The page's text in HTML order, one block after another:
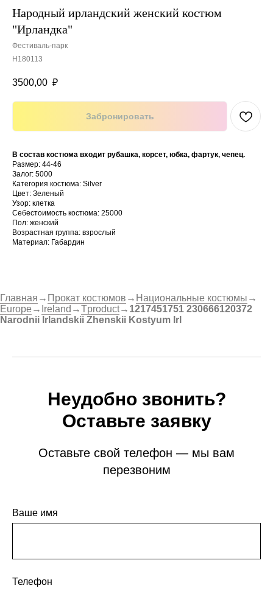
Народный ирландский женский костюм
"Ирландка"
Фестиваль-парк
H180113
3500,00 ₽
Забронировать
В состав костюма входит рубашка, корсет, юбка, фартук, чепец.
Размер: 44-46
Залог: 5000
Категория костюма: Silver
Цвет: Зеленый
Узор: клетка
Себестоимость костюма: 25000
Пол: женский
Возрастная группа: взрослый
Материал: Габардин
Главная → Прокат костюмов → Национальные костюмы →
Europe → Ireland →Tproduct→ 1217451751 230666120372
Narodnii Irlandskii Zhenskii Kostyum Irl
Неудобно звонить?
Оставьте заявку
Оставьте свой телефон — мы вам
перезвоним
Ваше имя
Телефон